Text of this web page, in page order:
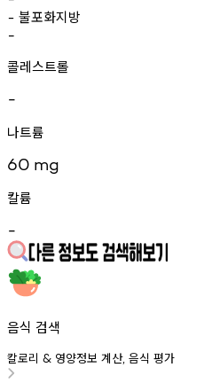
- 불포화지방
-
콜레스트롤
-
나트륨
60 mg
칼륨
-
음식 검색
칼로리 & 영양정보 계산, 음식 평가